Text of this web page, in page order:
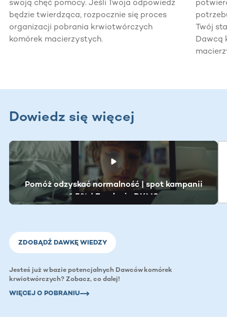
swoją chęć pomocy. Jeśli Twoja odpowiedź
będzie twierdząca, rozpocznie się proces
organizacji pobrania krwiotwórczych
komórek macierzystych.
Twój
Dawcą
Dowiedz się więcej
Ta sekcja zawiera treści przewijane w poziomie. Użyj
Pomóż odzyskać normalność | spot kampanii
1.5% | Fundacja DKMS
ZDOBĄDŹ DAWKĘ WIEDZY
Jesteś już w bazie potencjalnych Dawców komórek
krwiotwórczych? Zobacz, co dalej!
WIĘCEJ O POBRANIU